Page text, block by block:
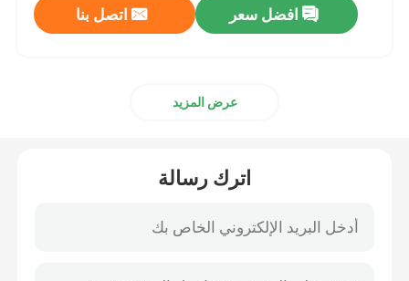
افضل سعر اتصل بنا
عرض المزيد
اترك رسالة